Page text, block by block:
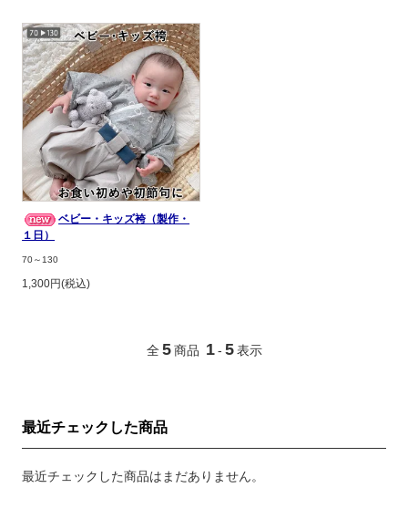
ベビー・キッズ袴（製作・
１日）
70～130
1,300円(税込)
全 5 商品 1 - 5 表示
最近チェックした商品
最近チェックした商品はまだありません。